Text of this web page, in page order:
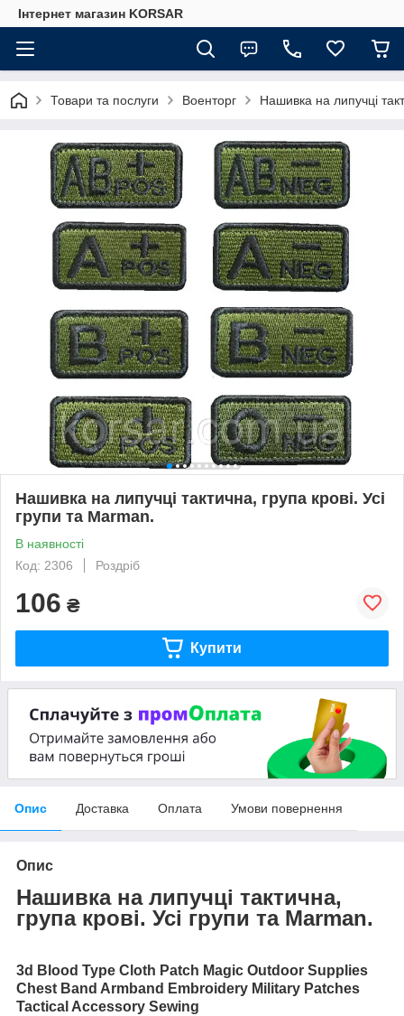
Iнтернет магазин KORSAR
Товари та послуги Военторг Нашивка на липучці
Нашивка на липучці тактична, група крові. Усі
групи та Marman.
В наявності
Код: 2306
Роздріб
106 ₴
Купити
Опис Доставка Оплата Умови повернення
Опис
Нашивка на липучці тактична,
група крові. Усі групи та Marman.
3d Blood Type Cloth Patch Magic Outdoor Supplies
Chest Band Armband Embroidery Military Patches
Tactical Accessory Sewing